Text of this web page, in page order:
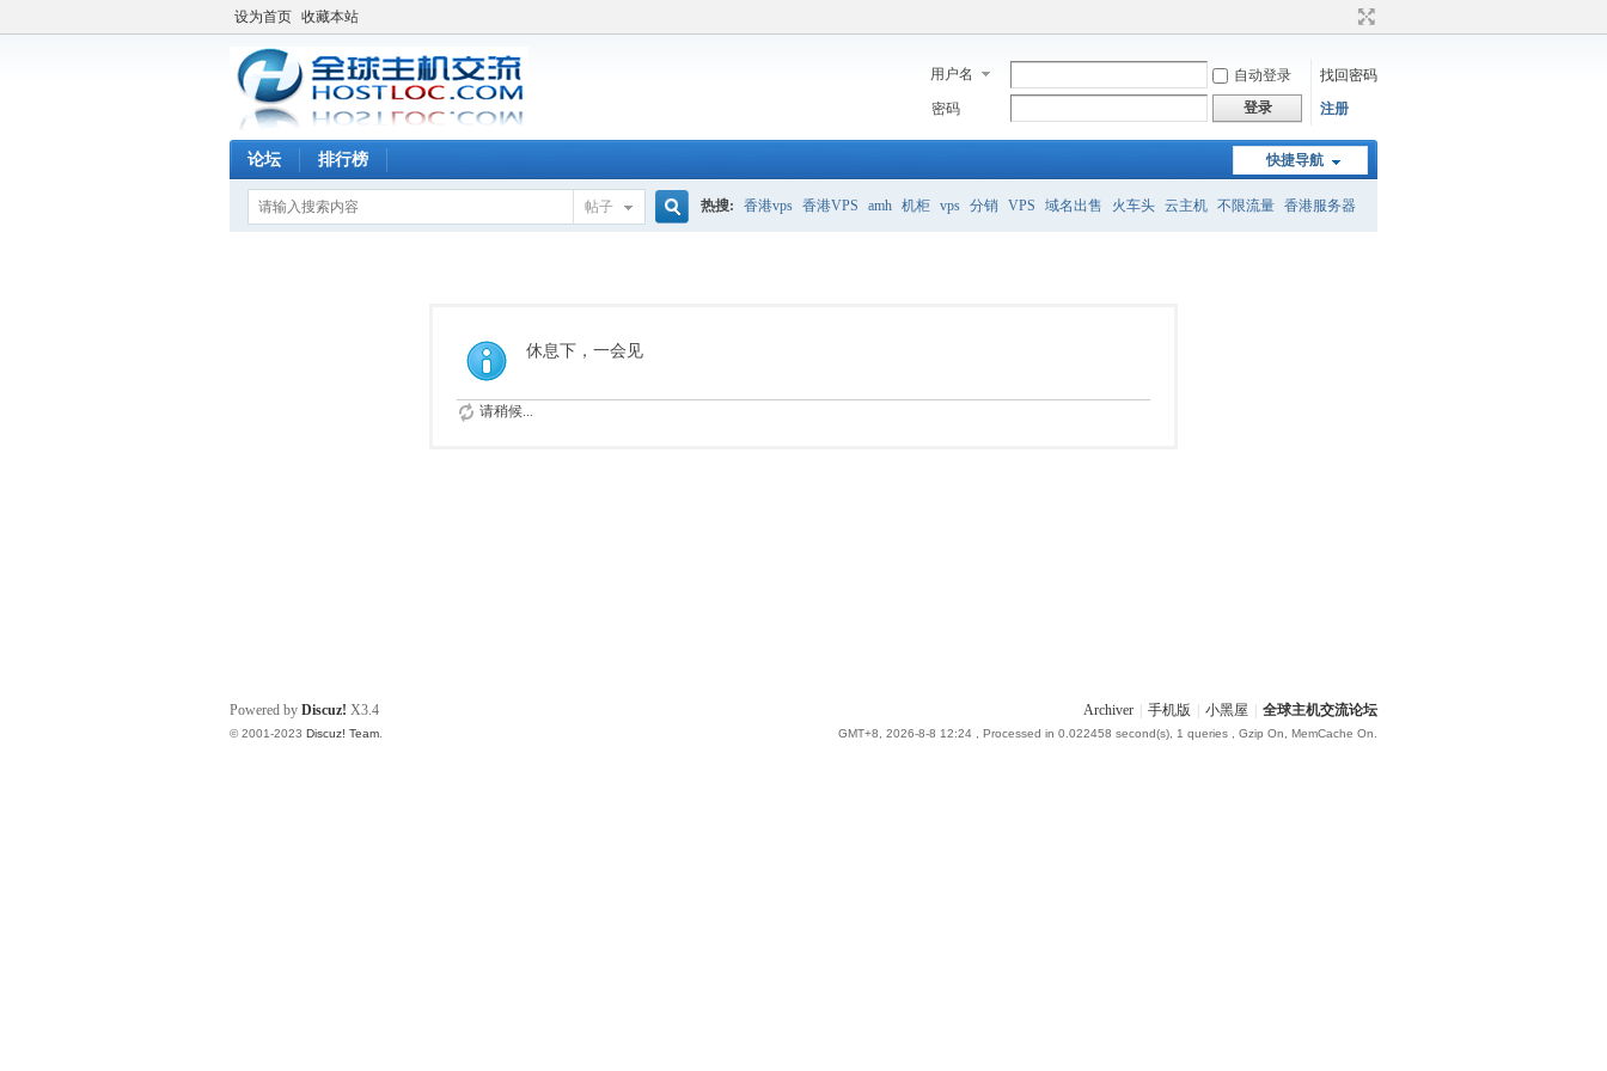
设为首页 收藏本站
用户名 自动登录
找回密码
密码
登录 注册
快捷导航
论坛 排行榜
帖子 热搜: 香港vps 香港VPS amh 机柜 vps 分销 VPS 域名出售 火车头 云主机 不限流量 香港服务器
休息下，一会见
请稍候...
Archiver 手机版 小黑屋 全球主机交流论坛
GMT+8, 2026-8-8 12:24 , Processed in 0.022458 second(s), 1 queries , Gzip On, MemCache On.
Powered by Discuz! X3.4
© 2001-2023 Discuz! Team